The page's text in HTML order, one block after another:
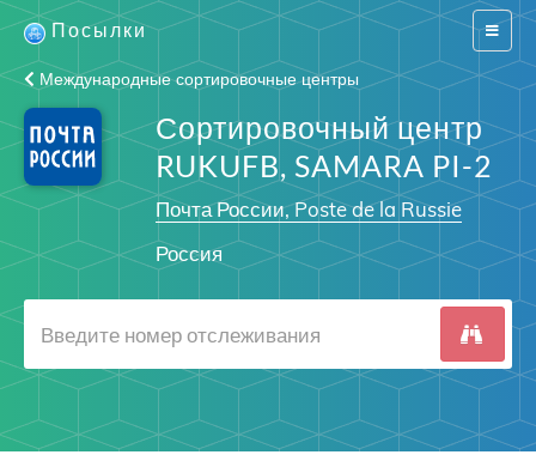
Switch
Посылки
Международные сортировочные центры
Сортировочный центр
RUKUFB, SAMARA PI-2
Почта России, Poste de la Russie
Россия